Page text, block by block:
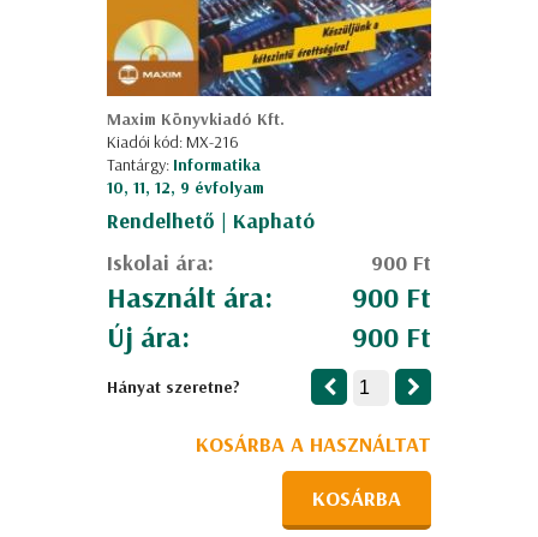
Maxim Könyvkiadó Kft.
Kiadói kód: MX-216
Tantárgy: Informatika
10, 11, 12, 9 évfolyam
Rendelhető | Kapható
Iskolai ára:
900 Ft
Használt ára:
900 Ft
Új ára:
900 Ft
Hányat szeretne?
KOSÁRBA A HASZNÁLTAT
KOSÁRBA